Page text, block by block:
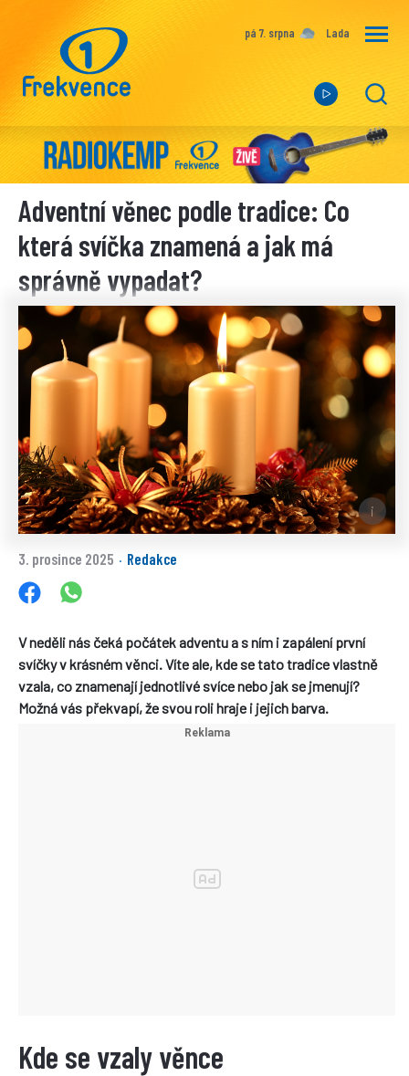
pá 7. srpna Lada
Adventní věnec podle tradice: Co
která svíčka znamená a jak má
správně vypadat?
3. prosince 2025 · Redakce
V neděli nás čeká počátek adventu a s ním i zapálení první
svíčky v krásném věnci. Víte ale, kde se tato tradice vlastně
vzala, co znamenají jednotlivé svíce nebo jak se jmenují?
Možná vás překvapí, že svou roli hraje i jejich barva.
Kde se vzaly věnce